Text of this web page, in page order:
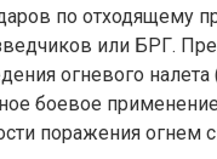
по отходящему
или БРГ.
огневого
боевое
поражения огнем